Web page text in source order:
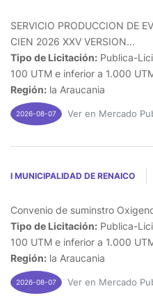
SERVICIO PRODUCCION DE
CIEN 2026 XXV VERSION...
Tipo de Licitación: Publica-
100 UTM e inferior a 1.000
Región: la Araucania
2026-08-07 Ver en Mercado
I MUNICIPALIDAD DE RENAICO
Convenio de suminstro
Tipo de Licitación: Publica-
100 UTM e inferior a 1.000
Región: la Araucania
2026-08-07 Ver en Mercado